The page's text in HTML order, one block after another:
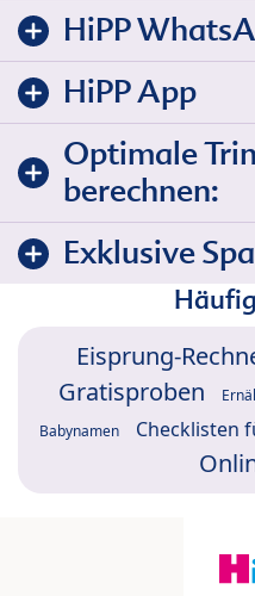
HiPP
HiPP App
Optimale
berechnen:
Exklusive
Eisprung-
Gratisproben
Babynamen Checklisten